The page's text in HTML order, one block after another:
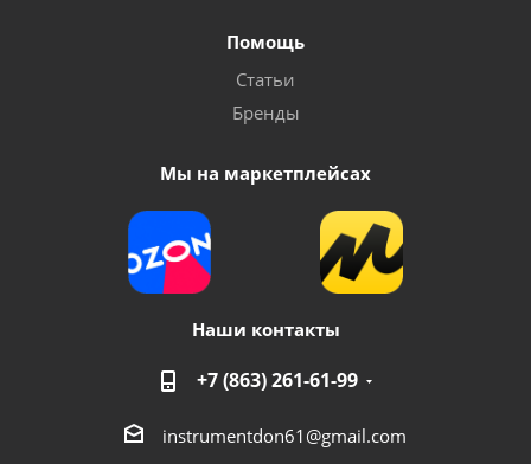
Помощь
Статьи
Бренды
Мы на маркетплейсах
Наши контакты
+7 (863) 261-61-99
instrumentdon61@gmail.com